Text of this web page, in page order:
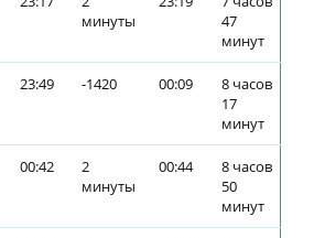
минуты
47
минут
23:49 -1420 00:09
8 часов
17
минут
00:42
2
минуты
00:44
8 часов
50
минут